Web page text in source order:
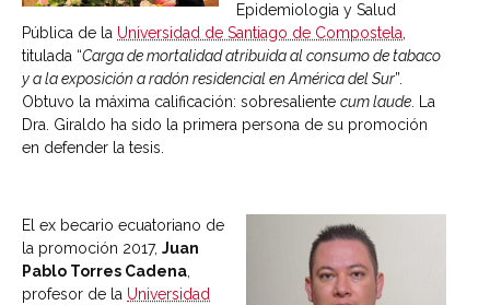
Epidemiologia y Salud
Pública de la Universidad de Santiago de Compostela,
titulada “Carga de mortalidad atribuida al consumo de tabaco
y a la exposición a radón residencial en América del Sur”.
Obtuvo la máxima calificación: sobresaliente cum laude. La
Dra. Giraldo ha sido la primera persona de su promoción
en defender la tesis.
El ex becario ecuatoriano de
la promoción 2017, Juan
Pablo Torres Cadena
profesor de la Universidad